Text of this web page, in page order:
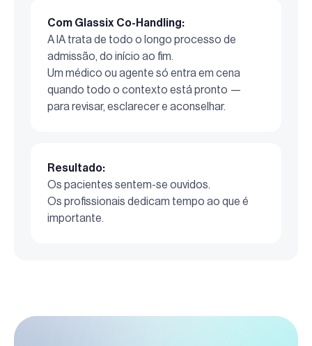
Com Glassix Co-Handling:
A IA trata de todo o longo processo de
admissão, do início ao fim.
Um médico ou agente só entra em cena
quando todo o contexto está pronto —
para revisar, esclarecer e aconselhar.
Resultado:
Os pacientes sentem-se ouvidos.
Os profissionais dedicam tempo ao que é
importante.